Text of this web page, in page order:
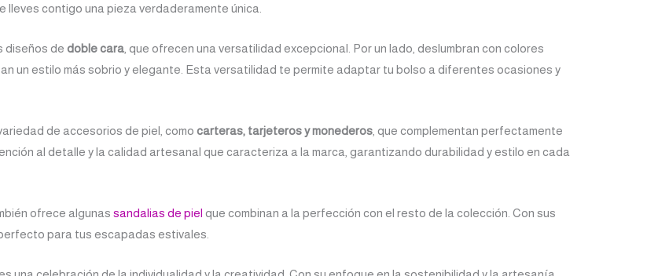
lleves contigo una pieza verdaderamente única.
diseños de doble cara , que ofrecen una versatilidad excepcional. Por un lado, deslumbran con colores
un estilo más sobrio y elegante. Esta versatilidad te permite adaptar tu bolso a diferentes ocasiones y
de accesorios de piel, como carteras, tarjeteros y monederos , que complementan perfectamente
al detalle y la calidad artesanal que caracteriza a la marca, garantizando durabilidad y estilo en cada
ofrece algunas sandalias de piel que combinan a la perfección con el resto de la colección. Con sus
para tus escapadas estivales.